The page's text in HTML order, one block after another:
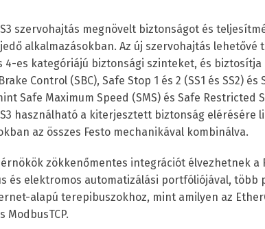
S3 szervohajtás megnövelt biztonságot és
alkalmazásokban. Az új szervohajtás lehetővé
4-es kategóriájú biztonsági szinteket, és biztosítja
Control (SBC), Safe Stop 1 és 2 (SS1 és SS2)
Safe Maximum Speed (SMS) és Safe Restricted
S3 használható a kiterjesztett biztonság elérésére
az összes Festo mechanikával kombinálva.
zökkenőmentes integrációt élvezhetnek a
és elektromos automatizálási portfóliójával, több
alapú terepibuszokhoz, mint amilyen az
ModbusTCP.